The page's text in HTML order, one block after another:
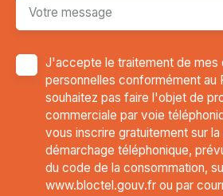
Votre message
J'accepte le traitement de mes
personnelles conformément au
souhaitez pas faire l'objet de
commerciale par voie
vous inscrire gratuitement sur
démarchage téléphonique,
du code de la consommation,
www.bloctel.gouv.fr ou par